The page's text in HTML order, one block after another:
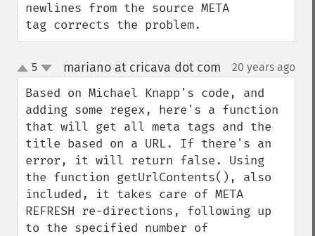
newlines from the source META
tag corrects the problem.
up
down
5 mariano at cricava dot com 20 years ago
Based on Michael Knapp's code, and
adding some regex, here's a function
that will get all meta tags and the
title based on a URL. If there's an
error, it will return false. Using
the function getUrlContents(), also
included, it takes care of META
REFRESH re-directions, following up
to the specified number of